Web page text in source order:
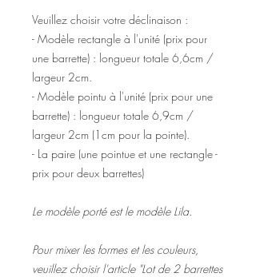
Veuillez choisir votre déclinaison :
- Modèle rectangle à l'unité (prix pour
une barrette) : longueur totale 6,6cm /
largeur 2cm.
- Modèle pointu à l'unité (prix pour une
barrette) : longueur totale 6,9cm /
largeur 2cm (1cm pour la pointe).
- La paire (une pointue et une rectangle -
prix pour deux barrettes)
Le modèle porté est le modèle Lila.
Pour mixer les formes et les couleurs,
veuillez choisir l'article "Lot de 2 barrettes